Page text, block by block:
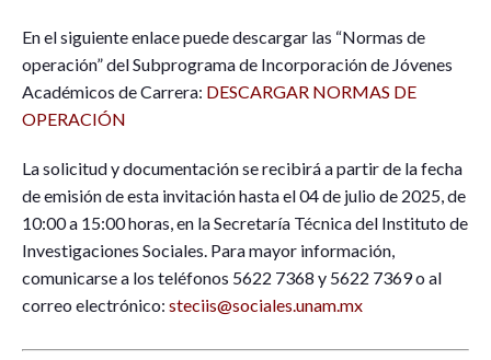
En el siguiente enlace puede descargar las “Normas de
operación” del Subprograma de Incorporación de Jóvenes
Académicos de Carrera: DESCARGAR NORMAS DE
OPERACIÓN
La solicitud y documentación se recibirá a partir de la fecha
de emisión de esta invitación hasta el 04 de julio de 2025, de
10:00 a 15:00 horas, en la Secretaría Técnica del Instituto de
Investigaciones Sociales. Para mayor información,
comunicarse a los teléfonos 5622 7368 y 5622 7369 o al
correo electrónico: steciis@sociales.unam.mx